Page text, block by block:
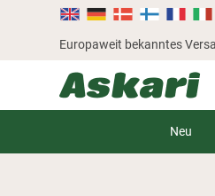
Europaweit bekanntes
Neu